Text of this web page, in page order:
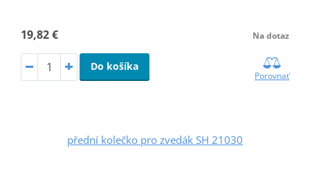
19,82 € Na dotaz
Do košíka
Porovnať
přední kolečko pro zvedák SH 21030